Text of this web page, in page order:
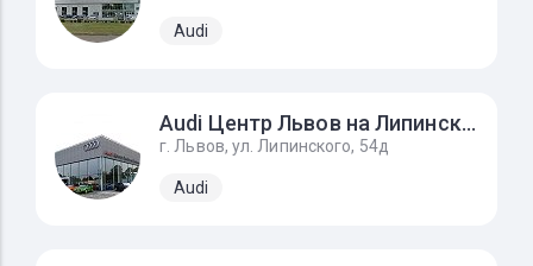
Audi
Audi Центр Львов на Липинского
г. Львов, ул. Липинского, 54д
Audi